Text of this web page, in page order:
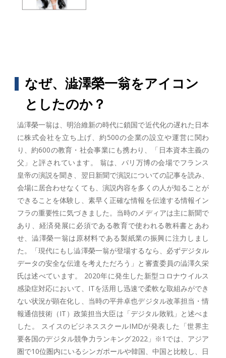
なぜ、澁澤榮一翁をアイコン
としたのか？
澁澤榮一翁は、明治維新の時代に鎖国で近代化の遅れた日本
に株式会社を立ち上げ、約500の企業の設立や運営に関わ
り、約600の教育・社会事業にも携わり、「日本資本主義の
父」と評されています。 翁は、パリ万博の会場でフランス
皇帝の演説を聞き、翌日新聞で演説についての記事を読み、
会場に居合わせなくても、演説内容を多くの人が知ることが
できることを体験し、素早く正確な情報を伝達する情報イン
フラの重要性に気づきました。当時のメディアは主に新聞で
あり、経済発展に必須である教育で使われる教科書とあわ
せ、澁澤榮一翁は原材料である製紙業の振興に注力しまし
た。「現代にもし澁澤榮一翁が登場するなら、必ずデジタル
データの安全な伝達を考えただろう」と審査委員の澁澤久栄
氏は述べています。 2020年に発生した新型コロナウイルス
感染症対応において、ITを活用し迅速で柔軟な取組みができ
ない状況が顕在化し、当時の平井卓也デジタル改革担当・情
報通信技術（IT）政策担当大臣は「デジタル敗戦」と述べま
した。 スイスのビジネススクールIMDが発表した「世界主
要各国のデジタル競争力ランキング2022」※1では、アジア
圏で10位圏内にいるシンガポールや韓国、中国と比較し、日